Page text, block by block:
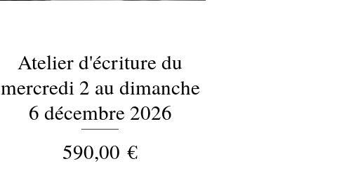
Aperçu rapide
Atelier d'écriture du
mercredi 2 au dimanche
6 décembre 2026
Prix
590,00 €